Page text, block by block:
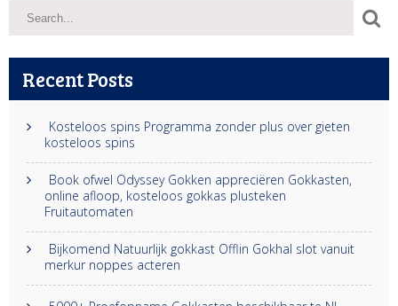
Recent Posts
Kosteloos spins Programma zonder plus over gieten
kosteloos spins
Book ofwel Odyssey Gokken appreciëren Gokkasten,
online afloop, kosteloos gokkas plusteken
Fruitautomaten
Bijkomend Natuurlijk gokkast Offlin Gokhal slot vanuit
merkur noppes acteren